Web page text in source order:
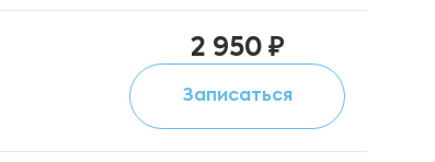
2 950 ₽
Записаться